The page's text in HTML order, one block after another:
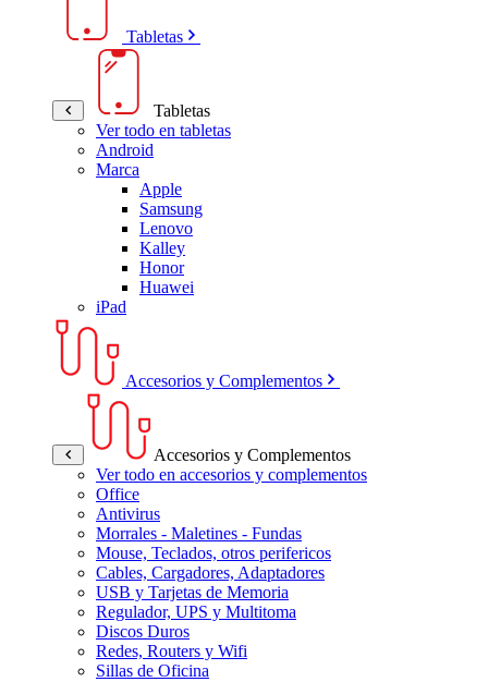
Tabletas
Tabletas
Ver todo en tabletas
Android
Marca
Apple
Samsung
Lenovo
Kalley
Honor
Huawei
iPad
Accesorios y Complementos
Accesorios y Complementos
Ver todo en accesorios y complementos
Office
Antivirus
Morrales - Maletines - Fundas
Mouse, Teclados, otros perifericos
Cables, Cargadores, Adaptadores
USB y Tarjetas de Memoria
Regulador, UPS y Multitoma
Discos Duros
Redes, Routers y Wifi
Sillas de Oficina